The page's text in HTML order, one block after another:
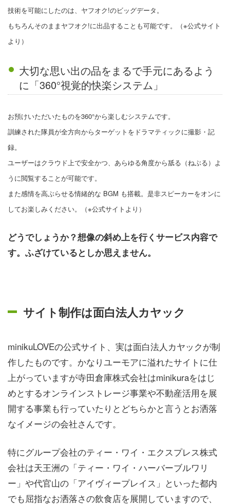
技術を可能にしたのは、ヤフオク!のビッグデータ。
もちろんそのままヤフオク!に出品することも可能です。（※公式サイト
より）
大切な思い出の品をまるで手元にあるよう
に「360°視覚的快楽システム」
お預けいただいたものを360°から楽しむシステムです。
訓練された隊員が全方向からターゲットをドラマティックに撮影・記
録。
ユーザーはクラウド上で安全かつ、あらゆる角度から舐る（ねぶる）よ
うに閲覧することが可能です。
また感情を高ぶらせる情緒的な BGM も搭載。是非スピーカーをオンに
してお楽しみください。（※公式サイトより）
どうでしょうか？想像の斜め上を行くサービス内容で
す。ふざけているとしか思えません。
サイト制作は面白法人カヤック
minikuLOVEの公式サイト、実は面白法人カヤックが制
作したものです。かなりユーモアに溢れたサイトに仕
上がっていますが寺田倉庫株式会社はminikuraをはじ
めとするオンラインストレージ事業や不動産活用を展
開する事業も行っていたりとどちらかと言うとお洒落
なイメージの会社さんです。
特にグループ会社のティー・ワイ・エクスプレス株式
会社は天王洲の「ティー・ワイ・ハーバーブルワリ
ー」や代官山の「アイヴィープレイス」といった都内
でも屈指なお洒落さの飲食店を展開していますので、